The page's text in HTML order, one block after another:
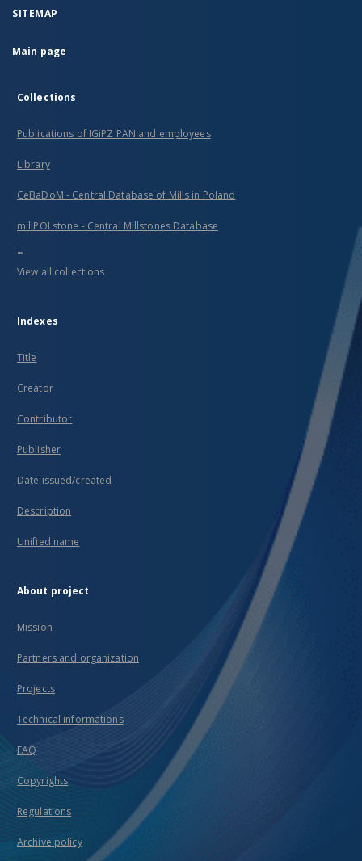
SITEMAP
Main page
Collections
Publications of IGiPZ PAN and employees
Library
CeBaDoM - Central Database of Mills in Poland
millPOLstone - Central Millstones Database
...
View all collections
Indexes
Title
Creator
Contributor
Publisher
Date issued/created
Description
Unified name
About project
Mission
Partners and organization
Projects
Technical informations
FAQ
Copyrights
Regulations
Archive policy